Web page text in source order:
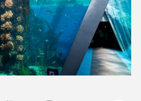
レイクラゲ ユカタハタ
ヨウラククラゲ ヨコエビ
ラブカ ラムサール条約
レシピ
ワカサギ